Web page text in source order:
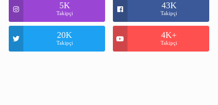
5K
Takipçi
43K
Takipçi
20K
Takipçi
4K+
Takipçi